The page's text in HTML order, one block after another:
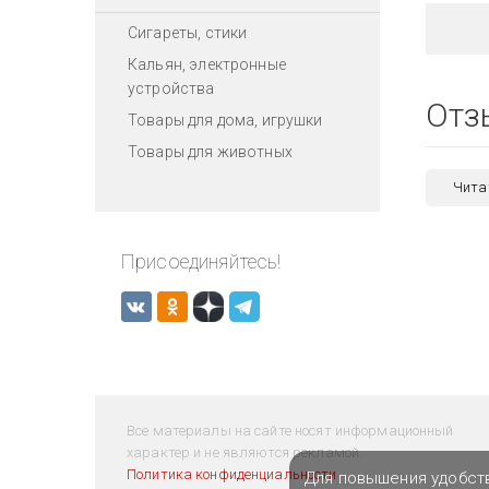
Сигареты, стики
Кальян, электронные
устройства
Товары для дома, игрушки
Товары для животных
Присоединяйтесь!
Все материалы на сайте носят информационный
характер и не являются рекламой.
Политика конфиденциальностиДля повышения